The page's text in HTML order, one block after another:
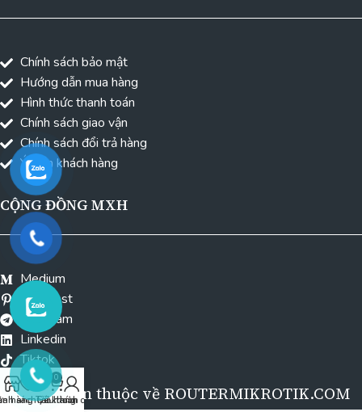
Chính sách bảo mật
Hướng dẫn mua hàng
Hình thức thanh toán
Chính sách giao vận
Chính sách đổi trả hàng
Ý kiến khách hàng
CỘNG ĐỒNG MXH
Medium
Pinterest
Telegram
Linkedin
Tiktok
Bản quyền thuộc về ROUTERMIKROTIK.COM
hàng
sách yêu thích
0
Giỏ hàng
Tài khoản của tôi